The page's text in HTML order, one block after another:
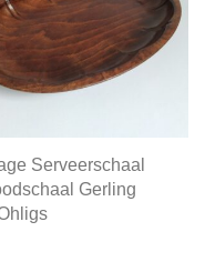
Serveerschaal
Gerling